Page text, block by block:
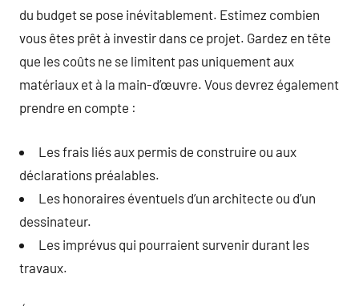
du budget se pose inévitablement. Estimez combien
vous êtes prêt à investir dans ce projet. Gardez en tête
que les coûts ne se limitent pas uniquement aux
matériaux et à la main-d’œuvre. Vous devrez également
prendre en compte :
Les frais liés aux permis de construire ou aux
déclarations préalables.
Les honoraires éventuels d’un architecte ou d’un
dessinateur.
Les imprévus qui pourraient survenir durant les
travaux.